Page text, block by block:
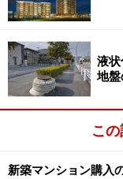
液
地盤
こ
新築マンション購入